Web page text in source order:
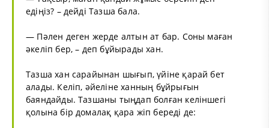
едіңіз? – дейді Тазша бала.
— Пәлен деген жерде алтын ат бар. Соны маған
әкеліп бер, – деп бұйырады хан.
Тазша хан сарайынан шығып, үйіне қарай бет
алады. Келіп, әйеліне ханның бұйрығын
баяндайды. Тазшаны тыңдап болған келіншегі
қолына бір домалақ қара жіп береді де: